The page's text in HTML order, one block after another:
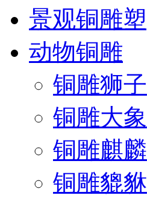
景观铜雕塑
动物铜雕
铜雕狮子
铜雕大象
铜雕麒麟
铜雕貔貅